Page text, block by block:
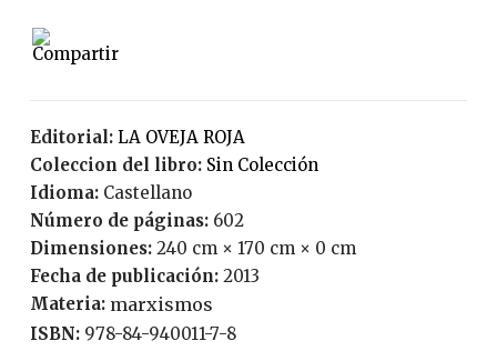
Editorial:
LA OVEJA ROJA
Coleccion del libro:
Sin Colección
Idioma:
Castellano
Número de páginas:
602
Dimensiones: 240 cm × 170 cm × 0 cm
Fecha de publicación:
2013
Materia: marxismos
ISBN: 978-84-940011-7-8